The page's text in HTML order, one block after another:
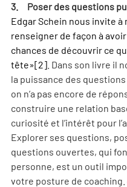
3.     Poser des questions
Edgar Schein nous invite à
renseigner de façon à
chances de découvrir ce
tête»[2] . Dans son livre il
la puissance des
on n’a pas encore de
construire une relation
curiosité et l’intérêt pour
Explorer ses questions,
questions ouvertes, qui
personne, est un outil
votre posture de coaching.